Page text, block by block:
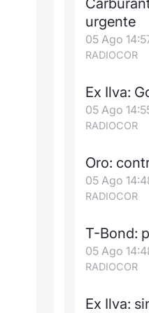
urgente
05 Ago
RADIOCOR
Ex Ilva:
05 Ago
RADIOCOR
Oro:
05 Ago
RADIOCOR
T-Bond:
05 Ago
RADIOCOR
Ex Ilva: